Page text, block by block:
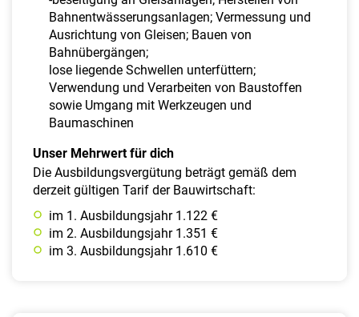
Bahnentwässerungsanlagen; Vermessung und
Ausrichtung von Gleisen; Bauen von
Bahnübergängen;
lose liegende Schwellen unterfüttern;
Verwendung und Verarbeiten von Baustoffen
sowie Umgang mit Werkzeugen und
Baumaschinen
Unser Mehrwert für dich
Die Ausbildungsvergütung beträgt gemäß dem
derzeit gültigen Tarif der Bauwirtschaft:
im 1. Ausbildungsjahr 1.122 €
im 2. Ausbildungsjahr 1.351 €
im 3. Ausbildungsjahr 1.610 €